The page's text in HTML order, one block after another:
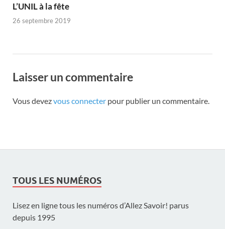
L’UNIL à la fête
26 septembre 2019
Laisser un commentaire
Vous devezvous connecter pour publier un commentaire.
TOUS LES NUMÉROS
Lisez en ligne tous les numéros d’Allez Savoir! parus
depuis 1995